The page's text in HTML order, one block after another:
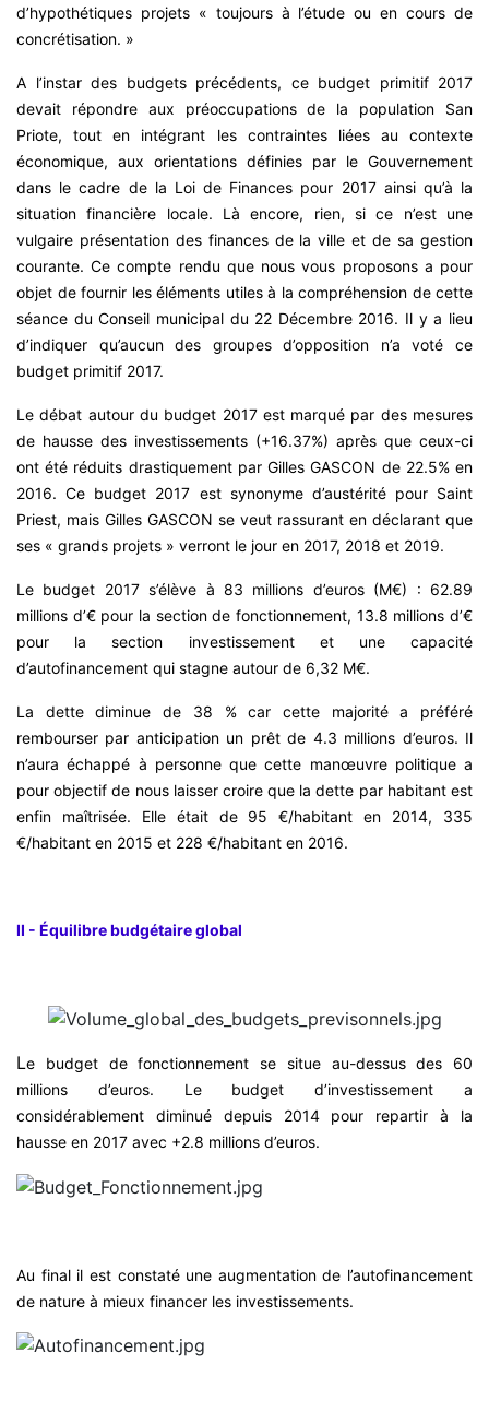
d’hypothétiques projets « toujours à l’étude ou en cours de
concrétisation. »
A l’instar des budgets précédents, ce budget primitif 2017
devait répondre aux préoccupations de la population San
Priote, tout en intégrant les contraintes liées au contexte
économique, aux orientations définies par le Gouvernement
dans le cadre de la Loi de Finances pour 2017 ainsi qu’à la
situation financière locale. Là encore, rien, si ce n’est une
vulgaire présentation des finances de la ville et de sa gestion
courante. Ce compte rendu que nous vous proposons a pour
objet de fournir les éléments utiles à la compréhension de cette
séance du Conseil municipal du 22 Décembre 2016. Il y a lieu
d’indiquer qu’aucun des groupes d’opposition n’a voté ce
budget primitif 2017.
Le débat autour du budget 2017 est marqué par des mesures
de hausse des investissements (+16.37%) après que ceux-ci
ont été réduits drastiquement par Gilles GASCON de 22.5% en
2016. Ce budget 2017 est synonyme d’austérité pour Saint
Priest, mais Gilles GASCON se veut rassurant en déclarant que
ses « grands projets » verront le jour en 2017, 2018 et 2019.
Le budget 2017 s’élève à 83 millions d’euros (M€) : 62.89
millions d’€ pour la section de fonctionnement, 13.8 millions d’€
pour la section investissement et une capacité
d’autofinancement qui stagne autour de 6,32 M€.
La dette diminue de 38 % car cette majorité a préféré
rembourser par anticipation un prêt de 4.3 millions d’euros. Il
n’aura échappé à personne que cette manœuvre politique a
pour objectif de nous laisser croire que la dette par habitant est
enfin maîtrisée. Elle était de 95 €/habitant en 2014, 335
€/habitant en 2015 et 228 €/habitant en 2016.
II - Équilibre budgétaire global
Le budget de fonctionnement se situe au-dessus des 60
millions d’euros. Le budget d’investissement a
considérablement diminué depuis 2014 pour repartir à la
hausse en 2017 avec +2.8 millions d’euros.
Au final il est constaté une augmentation de l’autofinancement
de nature à mieux financer les investissements.